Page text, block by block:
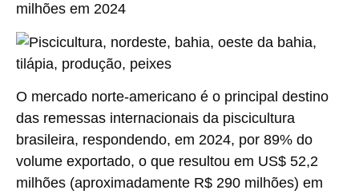
milhões em 2024
O mercado norte-americano é o principal destino
das remessas internacionais da piscicultura
brasileira, respondendo, em 2024, por 89% do
volume exportado, o que resultou em US$ 52,2
milhões (aproximadamente R$ 290 milhões) em